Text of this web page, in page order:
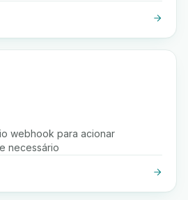
webhook para acionar
necessário